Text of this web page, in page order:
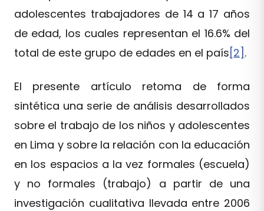
adolescentes trabajadores de 14 a 17 años
de edad, los cuales representan el 16.6% del
total de este grupo de edades en el país [2] .
El presente artículo retoma de forma
sintética una serie de análisis desarrollados
sobre el trabajo de los niños y adolescentes
en Lima y sobre la relación con la educación
en los espacios a la vez formales (escuela)
y no formales (trabajo) a partir de una
investigación cualitativa llevada entre 2006